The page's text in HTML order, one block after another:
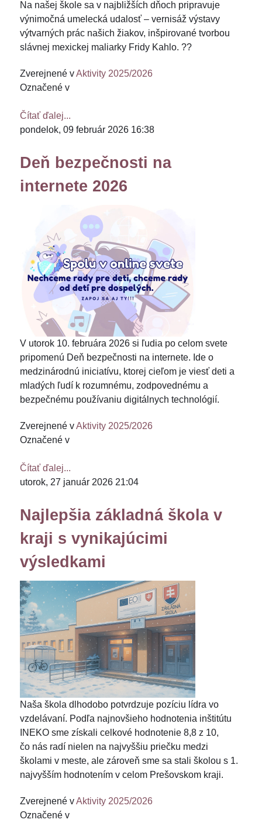
Na našej škole sa v najbližších dňoch pripravuje
výnimočná umelecká udalosť – vernisáž výstavy
výtvarných prác našich žiakov, inšpirované tvorbou
slávnej mexickej maliarky Fridy Kahlo. ??
Zverejnené vAktivity 2025/2026
Označené v
Čítať ďalej...
pondelok, 09 február 2026 16:38
Deň bezpečnosti na
internete 2026
V utorok 10. februára 2026 si ľudia po celom svete
pripomenú Deň bezpečnosti na internete. Ide o
medzinárodnú iniciatívu, ktorej cieľom je viesť deti a
mladých ľudí k rozumnému, zodpovednému a
bezpečnému používaniu digitálnych technológií.
Zverejnené vAktivity 2025/2026
Označené v
Čítať ďalej...
utorok, 27 január 2026 21:04
Najlepšia základná škola v
kraji s vynikajúcimi
výsledkami
Naša škola dlhodobo potvrdzuje pozíciu lídra vo
vzdelávaní. Podľa najnovšieho hodnotenia inštitútu
INEKO sme získali celkové hodnotenie 8,8 z 10,
čo nás radí nielen na najvyššiu priečku medzi
školami v meste, ale zároveň sme sa stali školou s 1.
najvyšším hodnotením v celom Prešovskom kraji.
Zverejnené vAktivity 2025/2026
Označené v